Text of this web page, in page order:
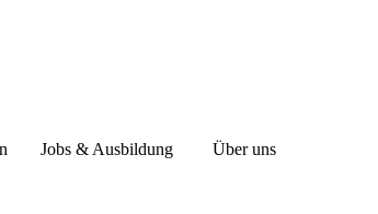
Jobs & Ausbildung Über uns